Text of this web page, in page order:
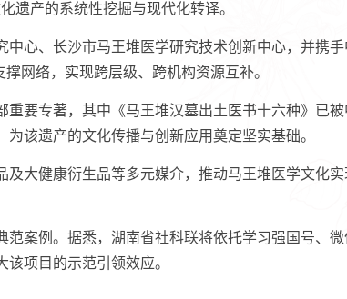
遗产的系统性挖掘与现代化转译。
心、长沙市马王堆医学研究技术创新中心，并携手
网络，实现跨层级、跨机构资源互补。
要专著，其中《马王堆汉墓出土医书十六种》已被
该遗产的文化传播与创新应用奠定坚实基础。
大健康衍生品等多元媒介，推动马王堆医学文化实
案例。据悉，湖南省社科联将依托学习强国号、微
项目的示范引领效应。